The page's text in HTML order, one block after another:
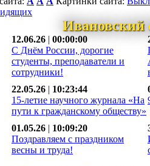
12.06.26 | 00:00:00
С Днём России, дорогие
студенты, преподаватели и
сотрудники!
22.05.26 | 10:23:44
15-летие научного журнала «На
пути к гражданскому обществу»
01.05.26 | 10:09:20
Поздравляем с праздником
весны и труда!